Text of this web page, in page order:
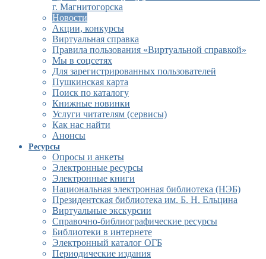
г. Магнитогорска
Новости
Акции, конкурсы
Виртуальная справка
Правила пользования «Виртуальной справкой»
Мы в соцсетях
Для зарегистрированных пользователей
Пушкинская карта
Поиск по каталогу
Книжные новинки
Услуги читателям (сервисы)
Как нас найти
Анонсы
Ресурсы
Опросы и анкеты
Электронные ресурсы
Электронные книги
Национальная электронная библиотека (НЭБ)
Президентская библиотека им. Б. Н. Ельцина
Виртуальные экскурсии
Справочно-библиографические ресурсы
Библиотеки в интернете
Электронный каталог ОГБ
Периодические издания